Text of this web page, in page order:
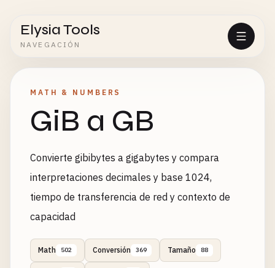
Elysia Tools
NAVEGACIÓN
MATH & NUMBERS
GiB a GB
Convierte gibibytes a gigabytes y compara
interpretaciones decimales y base 1024,
tiempo de transferencia de red y contexto de
capacidad
Math 502 Conversión 369 Tamaño 88